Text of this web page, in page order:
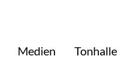
Medien Tonhalle